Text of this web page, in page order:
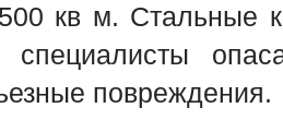
кв м. Стальные
специалисты
повреждения.